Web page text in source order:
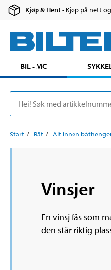
Kjøp & Hent- Kjøp på nett
BIL - MC
Start Båt Alt innen
Vinsjer
En vinsj fås som
den står riktig